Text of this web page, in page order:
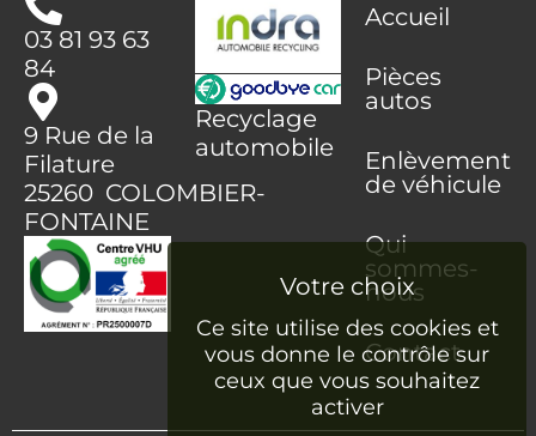
03 81 93 63
84
9 Rue de la
Filature
25260 COLOMBIER-
FONTAINE
Recyclage
automobile
Accueil
Pièces
autos
Enlèvement
de véhicule
Qui
sommes-
nous
Contact
Ce site utilise des cookies et
vous donne le contrôle sur
ceux que vous souhaitez
activer